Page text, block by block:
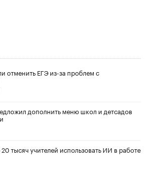
отменить ЕГЭ из-за проблем с
дополнить меню школ и детсадов
тысяч учителей использовать ИИ в работе